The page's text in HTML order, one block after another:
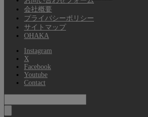
会社概要
プライバシーポリシー
サイトマップ
OHAKA
Instagram
X
Facebook
Youtube
Contact